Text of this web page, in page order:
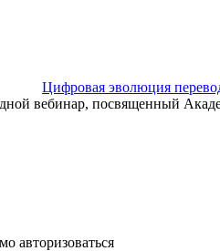
Цифровая эволюция
вебинар, посвященный
авторизоваться